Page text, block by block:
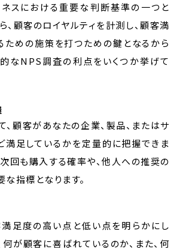
スにおける重要な判断基準の一つと
、顧客のロイヤルティを計測し、顧客満
ための施策を打つための鍵となるから
的なNPS調査の利点をいくつか挙げて
顧客があなたの企業、製品、またはサ
満足しているかを定量的に把握できま
回も購入する確率や、他人への推奨の
指標となります。
足度の高い点と低い点を明らかにし
何が顧客に喜ばれているのか、また、何